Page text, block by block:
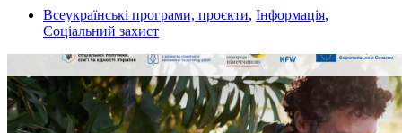
Всеукраїнські програми, проєкти, Інформація,
Соціальний захист